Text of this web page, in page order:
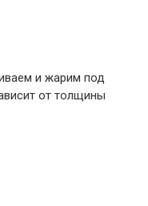
и жарим под
от толщины